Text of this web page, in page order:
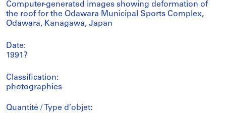
Computer-generated images showing deformation of
the roof for the Odawara Municipal Sports Complex,
Odawara, Kanagawa, Japan
Date:
1991?
Classification:
photographies
Quantité / Type d’objet: